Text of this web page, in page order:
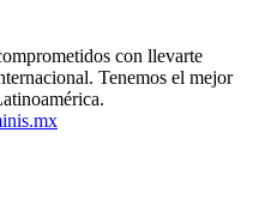
con llevarte
Tenemos el mejor